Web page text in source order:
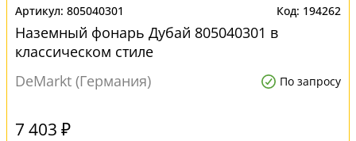
805040301 194262
Наземный фонарь Дубай 805040301 в
классическом стиле
DeMarkt (Германия)
По запросу
7 403 ₽